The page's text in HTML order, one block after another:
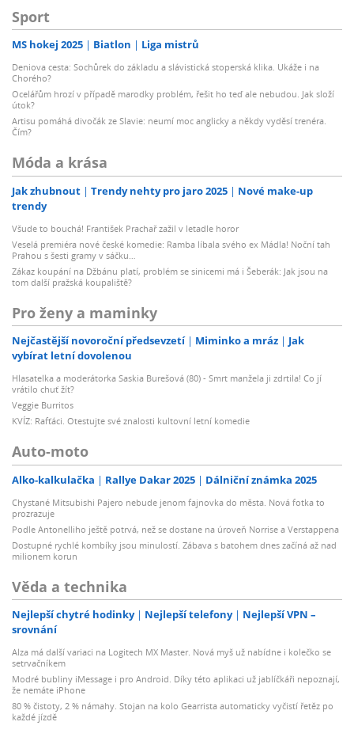
Sport
MS hokej 2025 Biatlon Liga mistrů
Deniova cesta: Sochůrek do základu a slávistická stoperská klika. Ukáže i na
Chorého?
Ocelářům hrozí v případě marodky problém, řešit ho teď ale nebudou. Jak složí
útok?
Artisu pomáhá divočák ze Slavie: neumí moc anglicky a někdy vyděsí trenéra.
Čím?
Móda a krása
Jak zhubnout Trendy nehty pro jaro 2025
Nové make-up
trendy
Všude to bouchá! František Prachař zažil v letadle horor
Veselá premiéra nové české komedie: Ramba líbala svého ex Mádla! Noční tah
Prahou s šesti gramy v sáčku…
Zákaz koupání na Džbánu platí, problém se sinicemi má i Šeberák: Jak jsou na
tom další pražská koupaliště?
Pro ženy a maminky
Nejčastější novoroční předsevzetí Miminko a mráz
Jak
vybírat letní dovolenou
Hlasatelka a moderátorka Saskia Burešová (80) - Smrt manžela ji zdrtila! Co jí
vrátilo chuť žít?
Veggie Burritos
KVÍZ: Rafťáci. Otestujte své znalosti kultovní letní komedie
Auto-moto
Alko-kalkulačka Rallye Dakar 2025 Dálniční známka 2025
Chystané Mitsubishi Pajero nebude jenom fajnovka do města. Nová fotka to
prozrazuje
Podle Antonelliho ještě potrvá, než se dostane na úroveň Norrise a Verstappena
Dostupné rychlé kombíky jsou minulostí. Zábava s batohem dnes začíná až nad
milionem korun
Věda a technika
Nejlepší chytré hodinky Nejlepší telefony
Nejlepší VPN –
srovnání
Alza má další variaci na Logitech MX Master. Nová myš už nabídne i kolečko se
setrvačníkem
Modré bubliny iMessage i pro Android. Díky této aplikaci už jablíčkáři nepoznají,
že nemáte iPhone
80 % čistoty, 2 % námahy. Stojan na kolo Gearrista automaticky vyčistí řetěz po
každé jízdě